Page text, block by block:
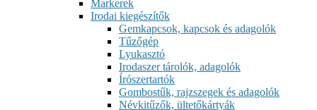
Markerek
Irodai kiegészítők
Gemkapcsok, kapcsok és adagolók
Tűzőgép
Lyukasztó
Irodaszer tárolók, adagolók
Írószertartók
Gombostűk, rajzszegek és adagolók
Névkitűzők, ültetőkártyák